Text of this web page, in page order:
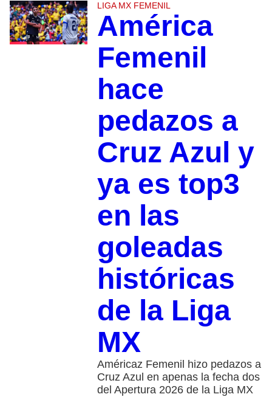
LIGA MX FEMENIL
América
Femenil
hace
pedazos a
Cruz Azul y
ya es top3
en las
goleadas
históricas
de la Liga
MX
Américaz Femenil hizo pedazos a
Cruz Azul en apenas la fecha dos
del Apertura 2026 de la Liga MX